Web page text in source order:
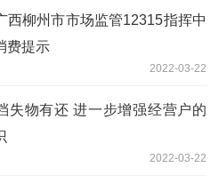
西柳州市市场监管12315指挥中
费提示
2022-03-22
失物有还 进一步增强经营户的
2022-03-22